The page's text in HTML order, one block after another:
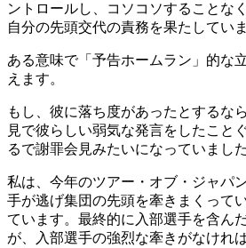
ントロールし、コソコソすることな
自分の先頭交代の責務を果たしていま
ある意味で「予告ホームラン」的な
えます。
もし、彼に落ち度があったとするな
見で彼らしい弱気な発言をしたこと
るで謝罪会見みたいになっていまし
私は、今年のツアー・オブ・ジャパ
手が逃げ集団の先頭を牽きまくって
ています。最終的に入部選手を含ん
が、入部選手の強烈な牽きがなけれ